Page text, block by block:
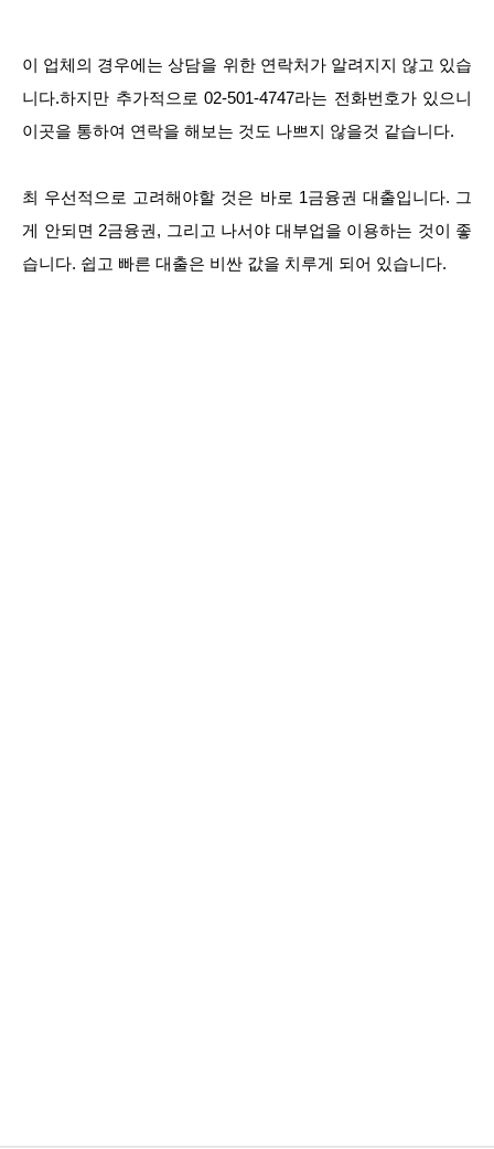
이 업체의 경우에는 상담을 위한 연락처가 알려지지 않고 있습
니다.하지만 추가적으로 02-501-4747라는 전화번호가 있으니
이곳을 통하여 연락을 해보는 것도 나쁘지 않을것 같습니다.
최 우선적으로 고려해야할 것은 바로 1금융권 대출입니다. 그
게 안되면 2금융권, 그리고 나서야 대부업을 이용하는 것이 좋
습니다. 쉽고 빠른 대출은 비싼 값을 치루게 되어 있습니다.